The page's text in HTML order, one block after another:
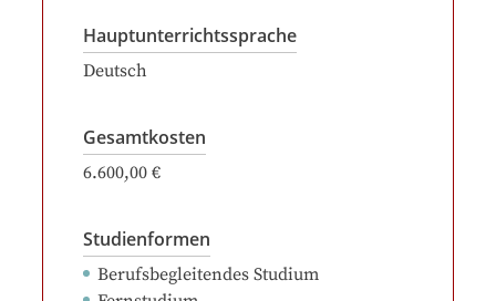
Hauptunterrichtssprache
Deutsch
Gesamtkosten
6.600,00 €
Studienformen
Berufsbegleitendes Studium